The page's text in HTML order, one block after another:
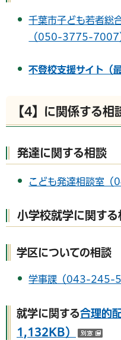
千葉市子ども若者総
（050-3775-7007
不登校支援サイト（
【4】に関係する相
発達に関する相談
こども発達相談室
小学校就学に関する
学区についての相談
学事課（043-245-
就学に関する合理的
1,132KB）